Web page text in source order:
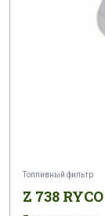
Топливный фильтр
Z 738 RYCO